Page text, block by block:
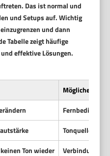
Das ist normal und
und Setups auf. Wichtig
und dann
Tabelle zeigt häufige
effektive Lösungen.
Mögliche
Tonquelle ist
Ton wieder
Verbindung